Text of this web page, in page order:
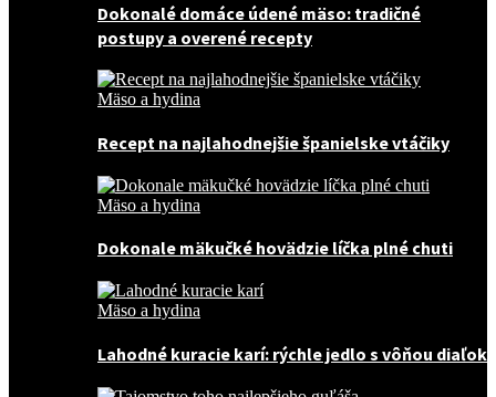
Dokonalé domáce údené mäso: tradičné
postupy a overené recepty
Mäso a hydina
Recept na najlahodnejšie španielske vtáčiky
Mäso a hydina
Dokonale mäkučké hovädzie líčka plné chuti
Mäso a hydina
Lahodné kuracie karí: rýchle jedlo s vôňou diaľok